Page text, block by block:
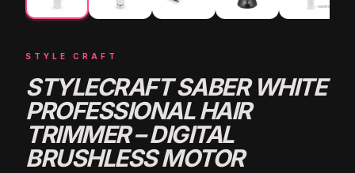
STYLE CRAFT
STYLECRAFT SABER WHITE
PROFESSIONAL HAIR
TRIMMER – DIGITAL
BRUSHLESS MOTOR